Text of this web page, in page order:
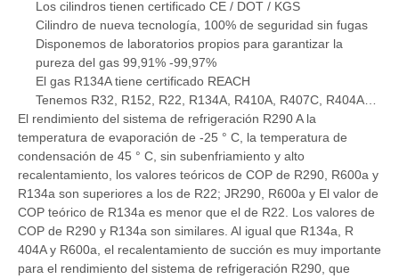
Los cilindros tienen certificado CE / DOT / KGS
Cilindro de nueva tecnología, 100% de seguridad sin fugas
Disponemos de laboratorios propios para garantizar la
pureza del gas 99,91% -99,97%
El gas R134A tiene certificado REACH
Tenemos R32, R152, R22, R134A, R410A, R407C, R404A…
El rendimiento del sistema de refrigeración R290 A la
temperatura de evaporación de -25 ° C, la temperatura de
condensación de 45 ° C, sin subenfriamiento y alto
recalentamiento, los valores teóricos de COP de R290, R600a y
R134a son superiores a los de R22; JR290, R600a y El valor de
COP teórico de R134a es menor que el de R22. Los valores de
COP de R290 y R134a son similares. Al igual que R134a, R
404A y R600a, el recalentamiento de succión es muy importante
para el rendimiento del sistema de refrigeración R290, que